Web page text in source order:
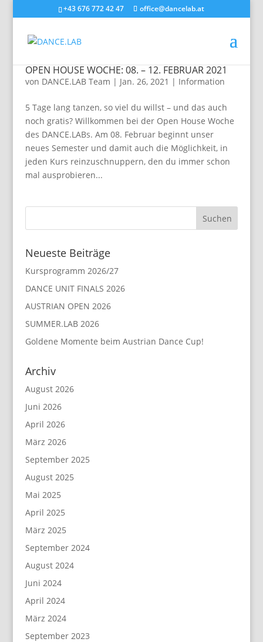
+43 676 772 42 47 office@dancelab.at
OPEN HOUSE WOCHE: 08. – 12. FEBRUAR 2021
von DANCE.LAB Team | Jan. 26, 2021 | Information
5 Tage lang tanzen, so viel du willst – und das auch
noch gratis? Willkommen bei der Open House Woche
des DANCE.LABs. Am 08. Februar beginnt unser
neues Semester und damit auch die Möglichkeit, in
jeden Kurs reinzuschnuppern, den du immer schon
mal ausprobieren...
Neueste Beiträge
Kursprogramm 2026/27
DANCE UNIT FINALS 2026
AUSTRIAN OPEN 2026
SUMMER.LAB 2026
Goldene Momente beim Austrian Dance Cup!
Archiv
August 2026
Juni 2026
April 2026
März 2026
September 2025
August 2025
Mai 2025
April 2025
März 2025
September 2024
August 2024
Juni 2024
April 2024
März 2024
September 2023